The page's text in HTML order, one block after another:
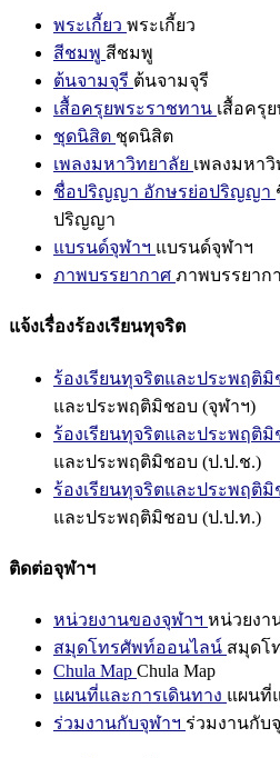
พระเกี้ยว พระเกี้ยว
สีชมพู สีชมพู
ต้นจามจุรี ต้นจามจุรี
เสื้อครุยพระราชทาน เสื้อครุ
ชุดนิสิต ชุดนิสิต
เพลงมหาวิทยาลัย เพลงมหา
ชื่อปริญญา อักษรย่อปริญญา
ปริญญา
แบรนด์จุฬาฯ แบรนด์จุฬาฯ
ภาพบรรยากาศ ภาพบรรยาก
แจ้งเรื่องร้องเรียนทุจริต
ร้องเรียนทุจริตและประพฤติ
และประพฤติมิชอบ (จุฬาฯ)
ร้องเรียนทุจริตและประพฤติ
และประพฤติมิชอบ (ป.ป.ช.)
ร้องเรียนทุจริตและประพฤติ
และประพฤติมิชอบ (ป.ป.ท.)
ติดต่อจุฬาฯ
หน่วยงานของจุฬาฯ หน่วยงา
สมุดโทรศัพท์ออนไลน์ สมุดโ
Chula Map Chula Map
แผนที่และการเดินทาง แผนที่
ร่วมงานกับจุฬาฯ ร่วมงานกับ